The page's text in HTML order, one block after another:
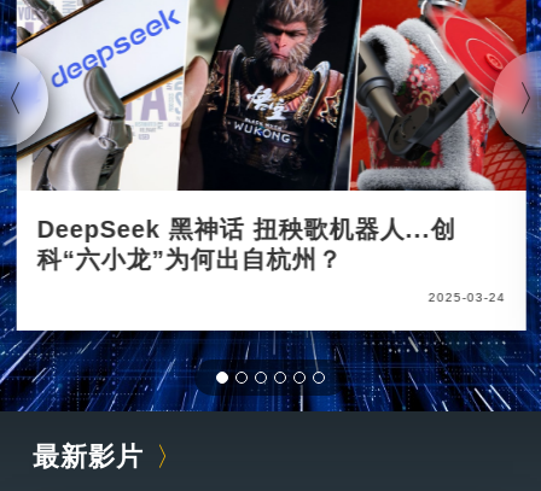
DeepSeek 黑神话 扭秧歌机器人...创
科“六小龙”为何出自杭州？
2025-03-24
最新影片